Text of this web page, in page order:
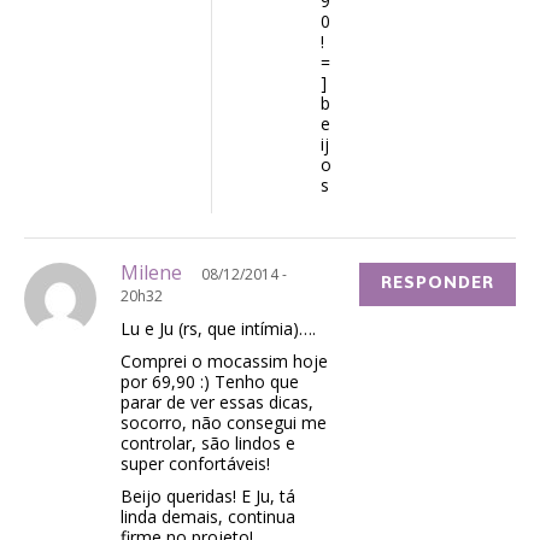
0
!
=
]
b
e
ij
o
s
Milene
08/12/2014 -
20h32
Lu e Ju (rs, que intímia)….
Comprei o mocassim hoje
por 69,90 :) Tenho que
parar de ver essas dicas,
socorro, não consegui me
controlar, são lindos e
super confortáveis!
Beijo queridas! E Ju, tá
linda demais, continua
RESPONDER